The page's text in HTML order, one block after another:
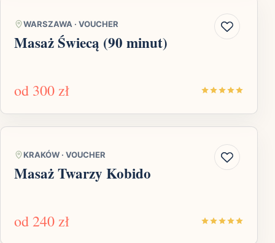
WARSZAWA · VOUCHER
Masaż Świecą (90 minut)
od 300 zł
KRAKÓW · VOUCHER
Masaż Twarzy Kobido
od 240 zł